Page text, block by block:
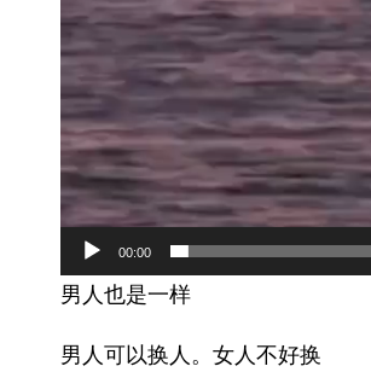
00:00
男人也是一样
男人可以换人。女人不好换